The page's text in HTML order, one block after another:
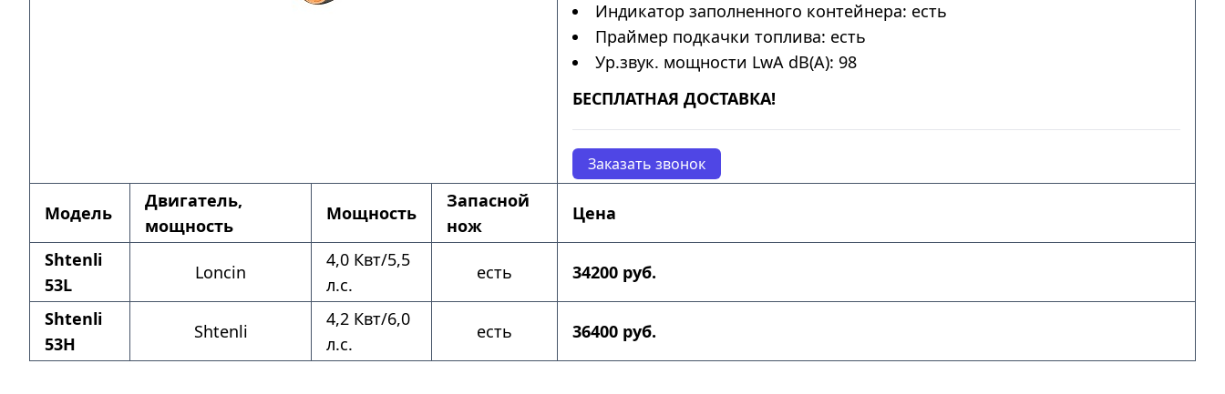
Индикатор заполненного контейнера: есть
Праймер подкачки топлива: есть
Ур.звук. мощности LwA dB(A): 98
БЕСПЛАТНАЯ ДОСТАВКА!
Заказать звонок
Модель
Двигатель,
мощность
Мощность
Запасной
нож
Цена
Shtenli
53L
Loncin
4,0 Квт/5,5
л.с.
есть 34200 руб.
Shtenli
53H
Shtenli
4,2 Квт/6,0
л.с.
есть 36400 руб.